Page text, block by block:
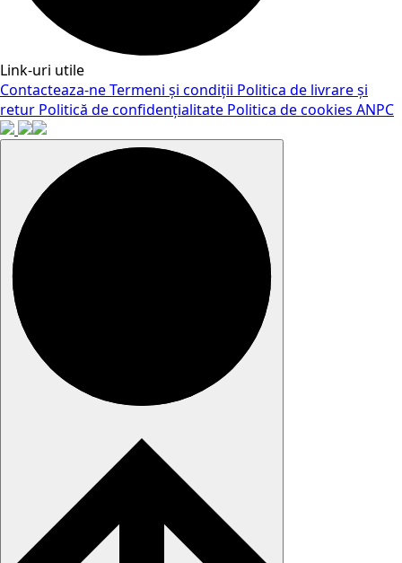
Link-uri utile
Contacteaza-neTermeni și condiții Politica de livrare și
retur Politică de confidențialitate Politica de cookies ANPC